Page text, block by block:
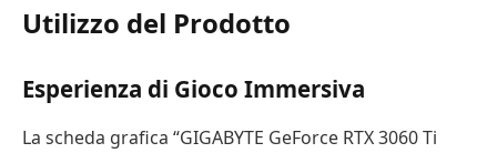
Utilizzo del Prodotto
Esperienza di Gioco Immersiva
La scheda grafica “GIGABYTE GeForce RTX 3060 Ti